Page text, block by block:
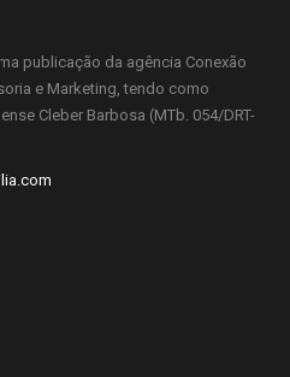
publicação da agência Conexão
e Marketing, tendo como
Cleber Barbosa (MTb. 054/DRT-